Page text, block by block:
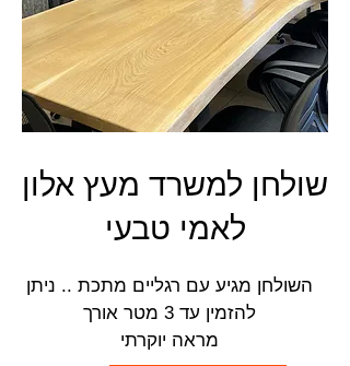
שולחן למשרד מעץ אלון
לאמי טבעי
השולחן מגיע עם רגליים מתכת .. ניתן
להזמין עד 3 מטר אורך
מראה יוקרתי